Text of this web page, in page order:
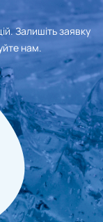
Залишіть заявку
нам.